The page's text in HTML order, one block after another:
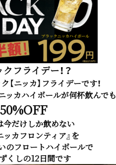
フライデー！？
【ニッカ】フライデーです！
ッカハイボールが何杯飲んでも
50%OFF
今だけしか飲めない
ッカフロンティア』を
のフロートハイボールで
くしの12日間です